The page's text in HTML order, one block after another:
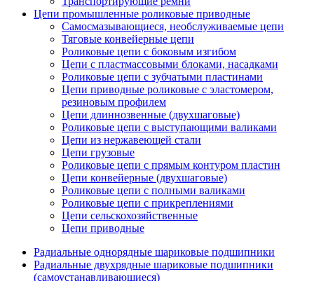
Цепи промышленные роликовые приводные
Самосмазывающиеся, необслуживаемые цепи
Тяговые конвейерные цепи
Роликовые цепи с боковым изгибом
Цепи с пластмассовыми блоками, насадками
Роликовые цепи с зубчатыми пластинами
Цепи приводные роликовые с эластомером,
резиновым профилем
Цепи длиннозвенные (двухшаговые)
Роликовые цепи с выступающими валиками
Цепи из нержавеющей стали
Цепи грузовые
Роликовые цепи с прямым контуром пластин
Цепи конвейерные (двухшаговые)
Роликовые цепи с полными валиками
Роликовые цепи с прикреплениями
Цепи сельскохозяйственные
Цепи приводные
Радиальные однорядные шариковые подшипники
Радиальные двухрядные шариковые подшипники
(самоустанавливающиеся)